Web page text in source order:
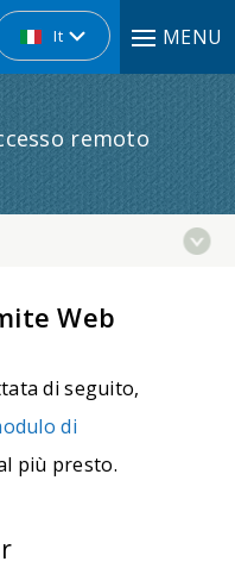
It MENU
remoto
Web
di seguito,
di
più presto.